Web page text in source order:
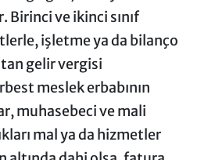
Birinci ve ikinci sınıf
işletme ya da bilanço
gelir vergisi
meslek erbabının
muhasebeci ve mali
mal ya da hizmetler